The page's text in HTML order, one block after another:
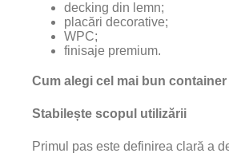
decking din lemn;
placări decorative;
WPC;
finisaje premium.
Cum alegi cel mai bun container
Stabilește scopul utilizării
Primul pas este definirea clară a